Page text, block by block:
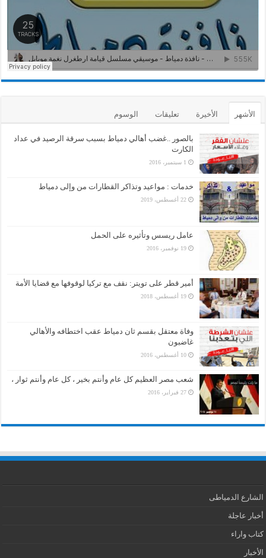
الأشهر الأخيرة تعليقات الوسوم
بالصور ..غضب أهالي دمياط بسبب سرقة الرصيد في عداد
الكارت
1 سبتمبر، 2016
خدمات : مواعيد وتذاكر القطارات من وإلى دمياط
22 أغسطس، 2019
عامل ريسس وتأثيره على الحمل
19 نوفمبر، 2016
أمير قطر على تويتر: نقف مع تركيا لوقوفها مع قضايا الأمة
19 أغسطس، 2018
وفاة معتقل بقسم ثان دمياط عقب اختطافه والأهالي
غاضبون
10 أغسطس، 2016
شعب مصر العظيم كل عام وأنتم بخير ، كل عام وأنتم ثوار ،
27 فبراير، 2016
الشارع الدمياطى
أخبار عاجلة
كتاب واراء
الأخبار